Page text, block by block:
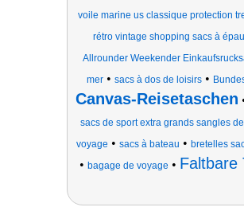
voile marine us classique protection
rétro vintage shopping sacs à
Allrounder Weekender
mer • sacs à dos de loisirs •
Canvas-Reisetaschen
sacs de sport extra grands sangles
voyage • sacs à bateau • bretelles
• bagage de voyage • Faltbare